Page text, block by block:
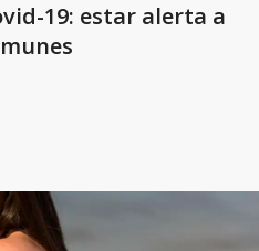
19: estar alerta a